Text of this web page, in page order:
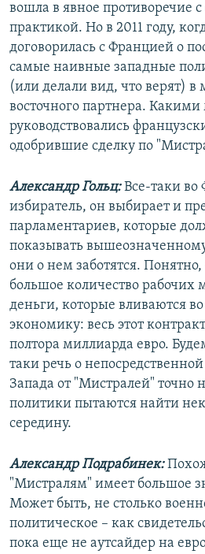
вошла в явное противоречие
практикой. Но в 2011 году,
договорилась с Францией о
самые наивные западные
(или делали вид, что верят) в
восточного партнера.
руководствовались
одобрившие сделку по
Александр Гольц:Все-таки во
избиратель, он выбирает и
парламентариев, которые
показывать
они о нем заботятся. Понятно,
большое количество рабочих
деньги, которые вливаются
экономику: весь этот
полтора миллиарда евро.
таки речь о
Запада от "Мистралей" точно
политики пытаются найти
середину.
Александр Подрабинек:
"Мистралям" имеет большое
Может быть, не столько
политическое – как
пока еще не аутсайдер на